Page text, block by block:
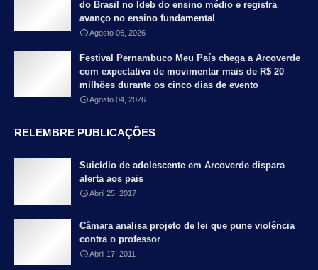
do Brasil no Ideb do ensino médio e registra
avanço no ensino fundamental
Agosto 06, 2026
Festival Pernambuco Meu País chega a Arcoverde
com expectativa de movimentar mais de R$ 20
milhões durante os cinco dias de evento
Agosto 04, 2026
RELEMBRE PUBLICAÇÕES
Suicídio de adolescente em Arcoverde dispara
alerta aos pais
Abril 25, 2017
Câmara analisa projeto de lei que pune violência
contra o professor
Abril 17, 2011